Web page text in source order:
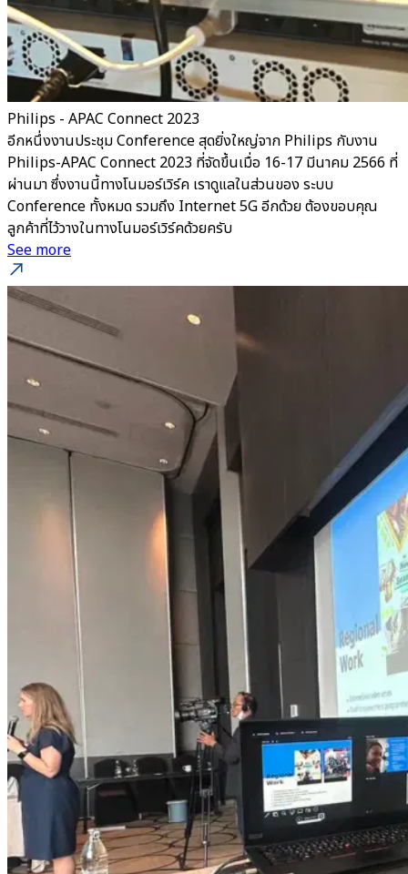
Philips - APAC Connect 2023
อีกหนึ่งงานประชุม Conference สุดยิ่งใหญ่จาก Philips กับงาน
Philips-APAC Connect 2023 ที่จัดขึ้นเมื่อ 16-17 มีนาคม 2566 ที่
ผ่านมา ซึ่งงานนี้ทางโนมอร์เวิร์ค เราดูแลในส่วนของ ระบบ
Conference ทั้งหมด รวมถึง Internet 5G อีกด้วย ต้องขอบคุณ
ลูกค้าที่ไว้วางในทางโนมอร์เวิร์คด้วยครับ
See more